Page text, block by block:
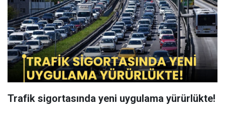
Trafik sigortasında yeni uygulama yürürlükte!